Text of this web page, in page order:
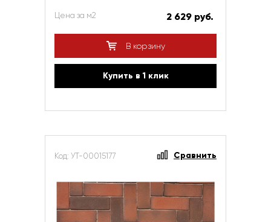
Цена за м2 2 629 руб.
В корзину
Купить в 1 клик
Код: УТ-00015177 Сравнить